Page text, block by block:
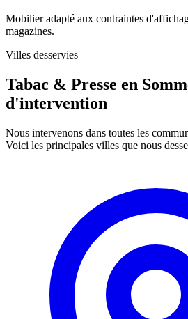
Mobilier adapté aux contraintes
magazines.
Villes desservies
Tabac & Presse en
d'intervention
Nous intervenons dans toutes les
Voici les principales villes que nous